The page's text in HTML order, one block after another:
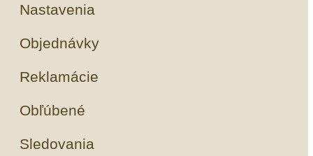
Nastavenia
Objednávky
Reklamácie
Obľúbené
Sledovania